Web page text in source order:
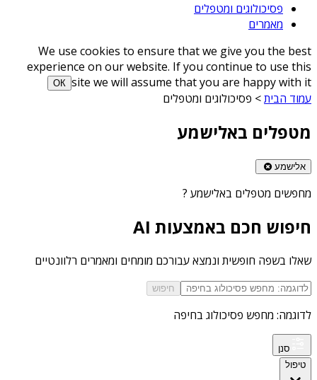
פסיכולוגים ומטפלים
מאמרים
We use cookies to ensure that we give you the best
experience on our website. If you continue to use this
site we will assume that you are happy with it
ОК
עמוד הבית> פסיכולוגים ומטפלים
מטפלים באלישמע
אלישמע
מחפשים מטפלים באלישמע ?
חיפוש חכם באמצעות AI
שאלו בשפה חופשית ונמצא עבורכם מומחים ומאמרים רלוונטיים
חיפוש
לדוגמה: מחפש פסיכולוג בחיפה
סנן
טיפול